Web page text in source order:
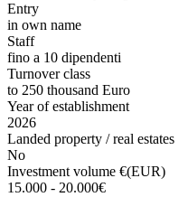
Entry
in own name
Staff
fino a 10 dipendenti
Turnover class
to 250 thousand Euro
Year of establishment
2026
Landed property / real estates
No
Investment volume €(EUR)
15.000 - 20.000€